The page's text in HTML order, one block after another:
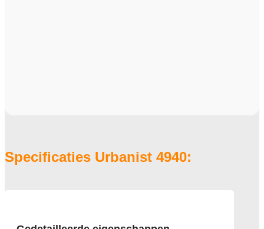
Specificaties Urbanist 4940: